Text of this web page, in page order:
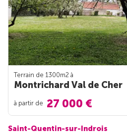
Terrain de 1300m2 à
Montrichard Val de Cher
à partir de 27 000 €
Saint-Quentin-sur-Indrois